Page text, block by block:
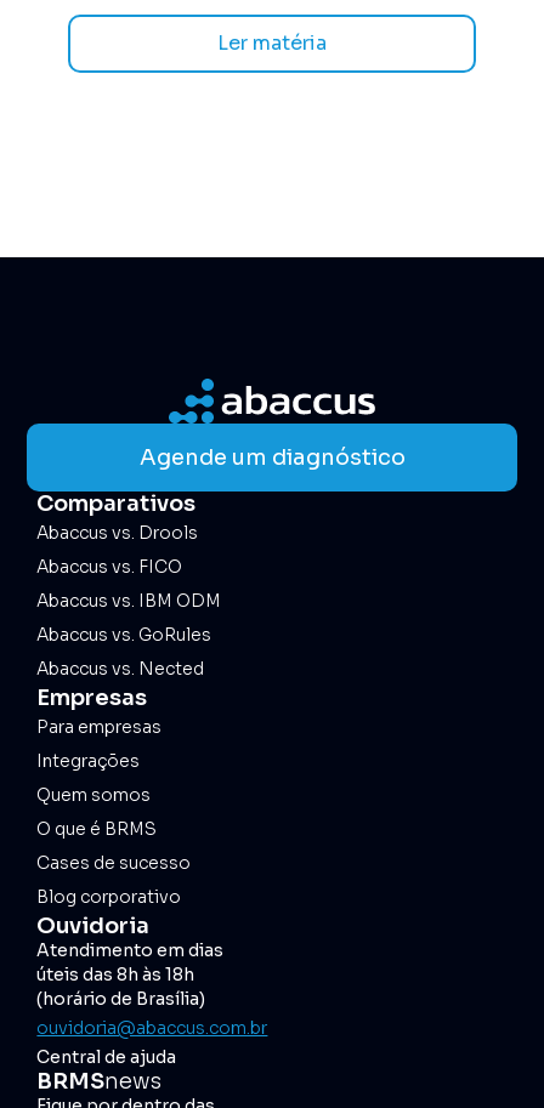
Ler matéria
Agende um diagnóstico
Comparativos
Abaccus vs. Drools
Abaccus vs. FICO
Abaccus vs. IBM ODM
Abaccus vs. GoRules
Abaccus vs. Nected
Empresas
Para empresas
Integrações
Quem somos
O que é BRMS
Cases de sucesso
Blog corporativo
Ouvidoria
Atendimento em dias
úteis das 8h às 18h
(horário de Brasília)
ouvidoria@abaccus.com.br
Central de ajuda
BRMSnews